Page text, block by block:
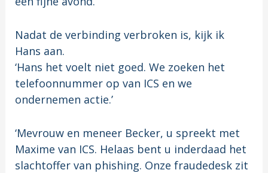
Nadat de verbinding verbroken is, kijk ik
Hans aan.
‘Hans het voelt niet goed. We zoeken het
telefoonnummer op van ICS en we
ondernemen actie.’
‘Mevrouw en meneer Becker, u spreekt met
Maxime van ICS. Helaas bent u inderdaad het
slachtoffer van phishing. Onze fraudedesk zit